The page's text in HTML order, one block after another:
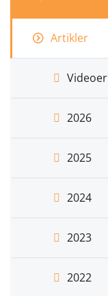
Artikler
Videoer
2026
2025
2024
2023
2022